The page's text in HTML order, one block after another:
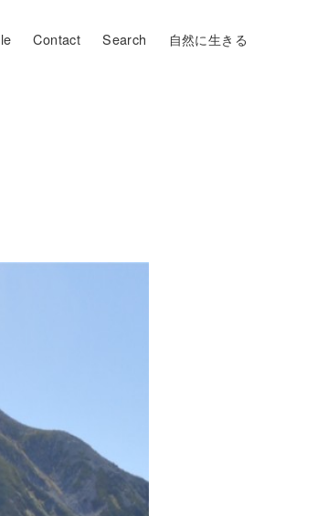
Contact Search 自然に生きる